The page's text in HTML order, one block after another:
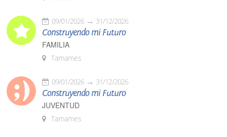
09/01/2026 31/12/2026
Construyendo mi Futuro
FAMILIA
Tamames
09/01/2026 31/12/2026
Construyendo mi Futuro
JUVENTUD
Tamames